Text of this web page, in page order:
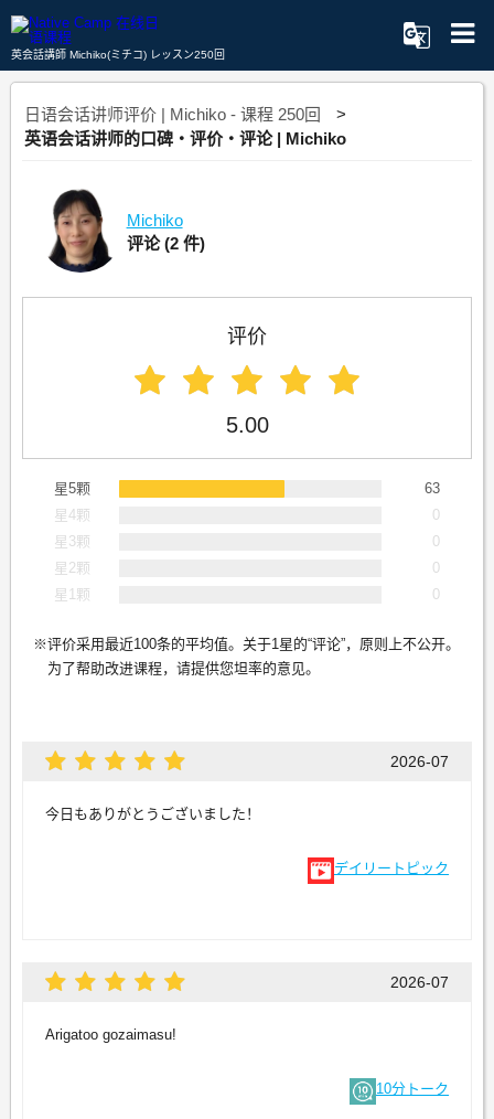
英会話講師 Michiko(ミチコ) レッスン250回
日语会话讲师评价 | Michiko - 课程 250回
英语会话讲师的口碑・评价・评论 | Michiko
Michiko
评论(2 件)
评价
5.00
星5颗
63
星4颗
0
星3颗
0
星2颗
0
星1颗
0
评价采用最近100条的平均值。关于1星的“评论”，原则上不公开。
为了帮助改进课程，请提供您坦率的意见。
2026-07
今日もありがとうございました！
デイリートピック
2026-07
Arigatoo gozaimasu!
10分トーク